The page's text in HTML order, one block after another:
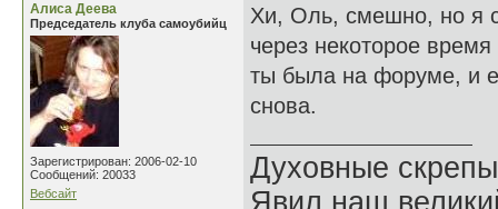
Алиса Деева
Председатель клуба самоубийц
Зарегистрирован: 2006-02-10
Сообщений: 20033
Вебсайт
Хи, Оль, смешно, но я
через некоторое
ты была на форуме, и
снова.
Духовные
Явил наш